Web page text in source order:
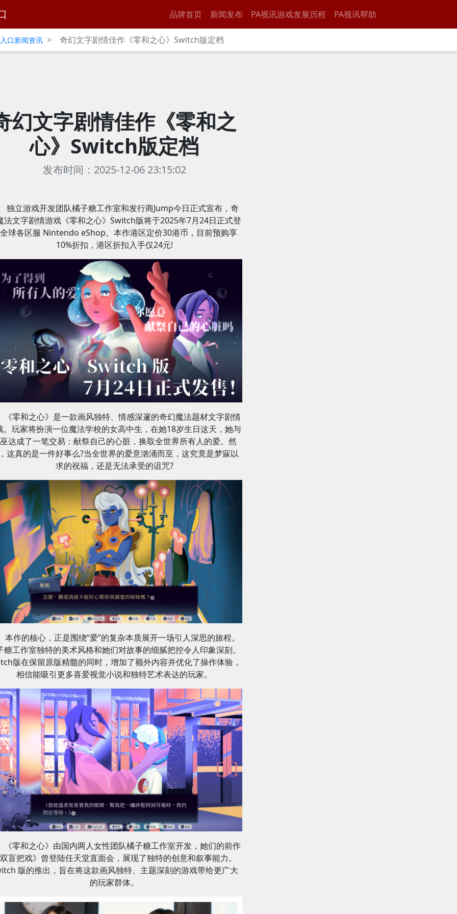
品牌首页 新闻发布 PA视讯游戏发展历程 PA视讯帮助
口新闻资讯 > 奇幻文字剧情佳作《零和之心》Switch版定档
幻文字剧情佳作《零和之
心》Switch版定档
发布时间：2025-12-06 23:15:02
独立游戏开发团队橘子糖工作室和发行商Jump今日正式宣布，奇
法文字剧情游戏《零和之心》Switch版将于2025年7月24日正式登
球各区服 Nintendo eShop。本作港区定价30港币，目前预购享
10%折扣，港区折扣入手仅24元!
《零和之心》是一款画风独特、情感深邃的奇幻魔法题材文字剧情
。玩家将扮演一位魔法学校的女高中生，在她18岁生日这天，她与
达成了一笔交易：献祭自己的心脏，换取全世界所有人的爱。然
这真的是一件好事么?当全世界的爱意汹涌而至，这究竟是梦寐以
求的祝福，还是无法承受的诅咒?
本作的核心，正是围绕“爱”的复杂本质展开一场引人深思的旅程。
糖工作室独特的美术风格和她们对故事的细腻把控令人印象深刻。
版在保留原版精髓的同时，增加了额外内容并优化了操作体验，
相信能吸引更多喜爱视觉小说和独特艺术表达的玩家。
《零和之心》由国内两人女性团队橘子糖工作室开发，她们的前作
盲把戏》曾登陆任天堂直面会，展现了独特的创意和叙事能力。
版的推出，旨在将这款画风独特、主题深刻的游戏带给更广大
的玩家群体。